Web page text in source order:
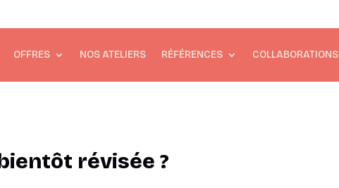
OFFRES NOS ATELIERS RÉFÉRENCES COLLABORATIONS
révisée ?